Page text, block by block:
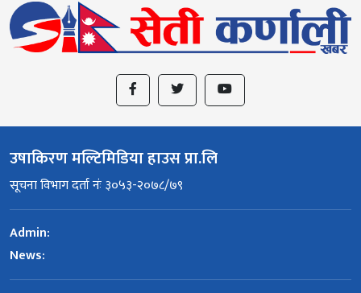
उषाकिरण मल्टिमिडिया हाउस प्रा.लि
सूचना विभाग दर्ता नंः ३०५३-२०७८/७९
Admin:
News: